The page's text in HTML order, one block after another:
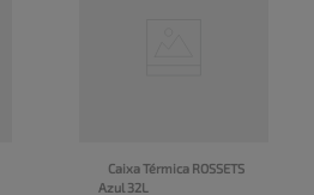
Caixa Térmica ROSSETS
Azul 32L